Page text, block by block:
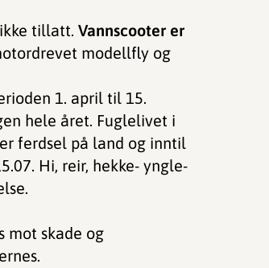
tillatt. Vannscooter er
modellfly og
1. april til 15.
hele året. Fuglelivet i
ferdsel på land og inntil
Hi, reir, hekke- yngle-
mot skade og